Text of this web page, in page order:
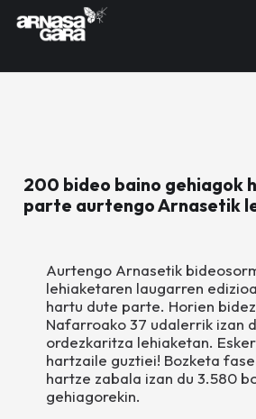
200 bideo baino gehiagok
parte aurtengo Arnasetik
Aurtengo Arnasetik
lehiaketaren laugarren
hartu dute parte. Horien
Nafarroako 37 udalerrik izan
ordezkaritza lehiaketan.
hartzaile guztiei! Bozketa
hartze zabala izan du 3.580
gehiagorekin.